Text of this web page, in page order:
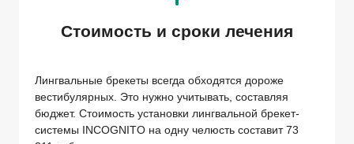
Стоимость и сроки лечения
Лингвальные брекеты всегда обходятся дороже
вестибулярных. Это нужно учитывать, составляя
бюджет. Стоимость установки лингвальной брекет-
системы INCOGNITO на одну челюсть составит 73